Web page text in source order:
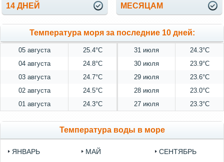
14 ДНЕЙ
МЕСЯЦАМ
Температура моря за последние 10 дней:
05 августа 25.4°C 31 июля
24.3°C
04 августа
24.8°C 30 июля
23.9°C
03 августа
24.7°C 29 июля
23.6°C
02 августа
24.5°C 28 июля
23.0°C
01 августа
24.3°C 27 июля 23.3°C
Температура воды в море
ЯНВАРЬ
МАЙ
СЕНТЯБРЬ